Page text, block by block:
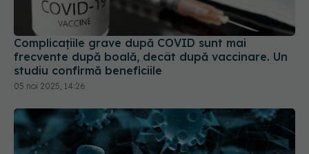
Complicațiile grave după COVID sunt mai
frecvente după boală, decât după vaccinare. Un
studiu confirmă beneficiile
05 noi 2025, 14:26